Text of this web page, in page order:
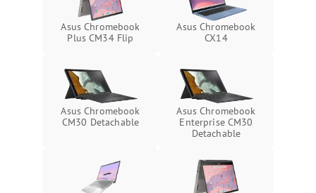
Asus Chromebook
Plus CM34 Flip
Asus Chromebook
CX14
Asus Chromebook
CM30 Detachable
Asus Chromebook
Enterprise CM30
Detachable